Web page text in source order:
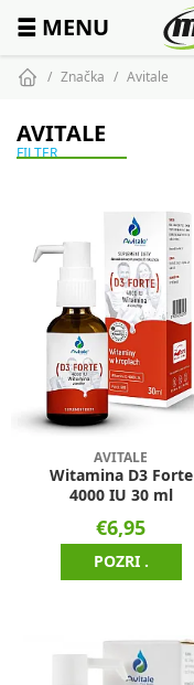
☰ MENU
Značka Avitale
AVITALE
FILTER
AVITALE
Witamina D3 Forte
4000 IU 30 ml
€6,95
POZRI .